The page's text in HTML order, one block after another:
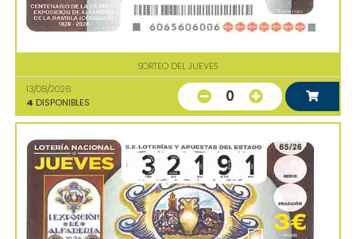
SORTEO DEL JUEVES
13/08/2026
4 DISPONIBLES 0